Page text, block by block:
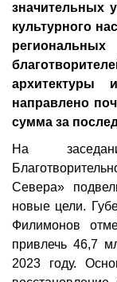
значительных
культурного
архитектуры
направлено
сумма за
На
Севера»
новые цели.
Филимонов
привлечь 46,7
2023 году.